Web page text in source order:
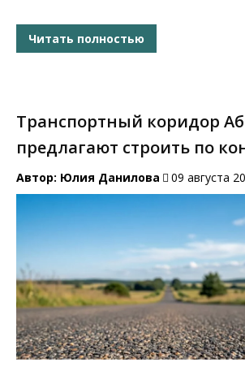
Читать полностью
Транспортный коридор
предлагают строить по
Автор: Юлия Данилова 09 августа